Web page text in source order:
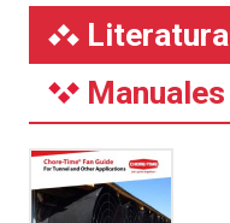
Literatura
Manuales